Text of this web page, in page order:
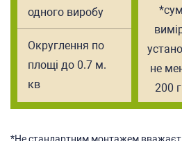
одного виробу
не
200
Округлення по
площі до 0.7 м.
кв